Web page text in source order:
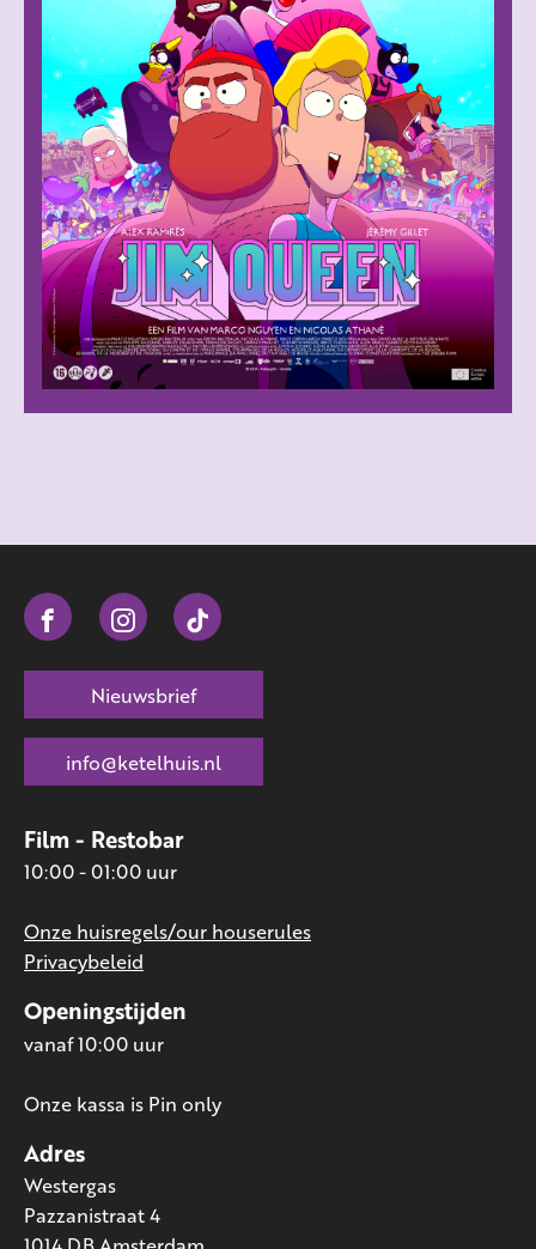
Adres
Westergas
Pazzanistraat 4
Openingstijden
vanaf 10:00 uur
Onze kassa is Pin only
Film - Restobar
10:00 - 01:00 uur
Onze huisregels/our houserules
Privacybeleid
Nieuwsbrief
info@ketelhuis.nl